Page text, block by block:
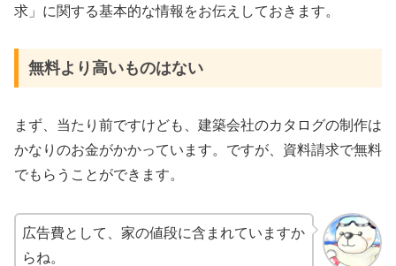
求」に関する基本的な情報をお伝えしておきます。
無料より高いものはない
まず、当たり前ですけども、建築会社のカタログの制作は
かなりのお金がかかっています。ですが、資料請求で無料
でもらうことができます。
広告費として、家の値段に含まれていますか
らね。